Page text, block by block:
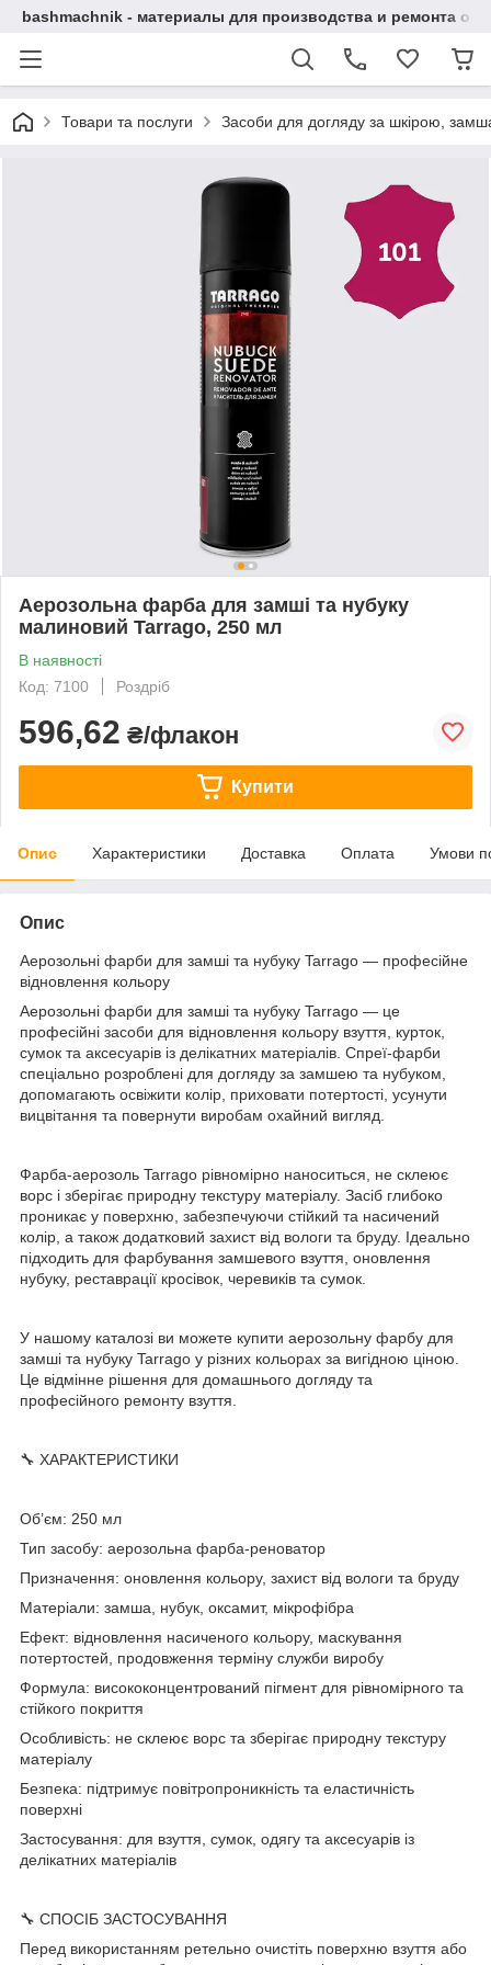
bashmachnik - материалы для производства и ремонта
Товари та послуги Засоби для догляду за шкірою,
Аерозольна фарба для замші та нубуку
малиновий Tarrago, 250 мл
В наявності
Код: 7100
Роздріб
596,62 ₴/флакон
Купити
Опис Характеристики Доставка Оплата Умови
Опис
Аерозольні фарби для замші та нубуку Tarrago — професійне
відновлення кольору
Аерозольні фарби для замші та нубуку Tarrago — це
професійні засоби для відновлення кольору взуття, курток,
сумок та аксесуарів із делікатних матеріалів. Спреї-фарби
спеціально розроблені для догляду за замшею та нубуком,
допомагають освіжити колір, приховати потертості, усунути
вицвітання та повернути виробам охайний вигляд.
Фарба-аерозоль Tarrago рівномірно наноситься, не склеює
ворс і зберігає природну текстуру матеріалу. Засіб глибоко
проникає у поверхню, забезпечуючи стійкий та насичений
колір, а також додатковий захист від вологи та бруду. Ідеально
підходить для фарбування замшевого взуття, оновлення
нубуку, реставрації кросівок, черевиків та сумок.
У нашому каталозі ви можете купити аерозольну фарбу для
замші та нубуку Tarrago у різних кольорах за вигідною ціною.
Це відмінне рішення для домашнього догляду та
професійного ремонту взуття.
🔧 ХАРАКТЕРИСТИКИ
Об’єм: 250 мл
Тип засобу: аерозольна фарба-реноватор
Призначення: оновлення кольору, захист від вологи та бруду
Матеріали: замша, нубук, оксамит, мікрофібра
Ефект: відновлення насиченого кольору, маскування
потертостей, продовження терміну служби виробу
Формула: висококонцентрований пігмент для рівномірного та
стійкого покриття
Особливість: не склеює ворс та зберігає природну текстуру
матеріалу
Безпека: підтримує повітропроникність та еластичність
поверхні
Застосування: для взуття, сумок, одягу та аксесуарів із
делікатних матеріалів
🔧 СПОСІБ ЗАСТОСУВАННЯ
Перед використанням ретельно очистіть поверхню взуття або